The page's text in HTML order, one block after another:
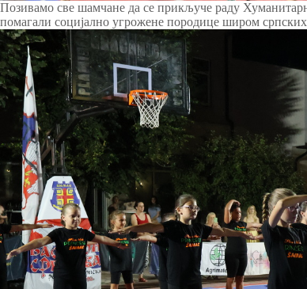
Позивамо све шамчане да се прикључе раду
помагали социјално угрожене породице широм